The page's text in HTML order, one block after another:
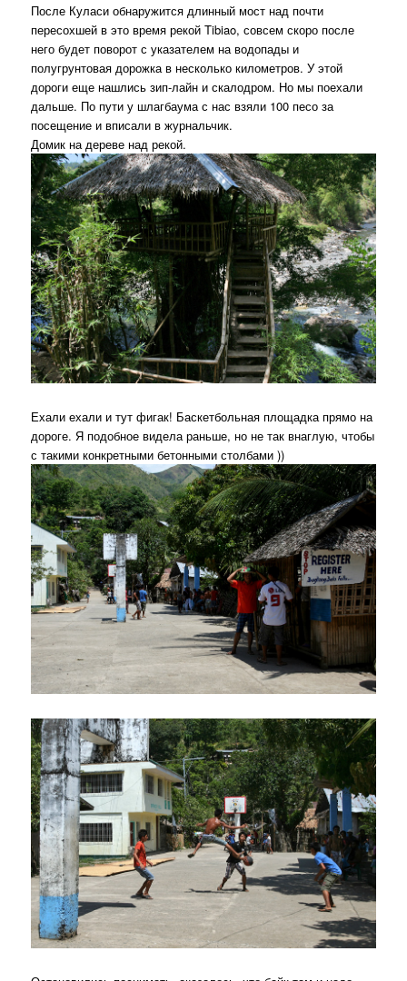
После Куласи обнаружится длинный мост над почти
пересохшей в это время рекой Tibiao, совсем скоро после
него будет поворот с указателем на водопады и
полугрунтовая дорожка в несколько километров. У этой
дороги еще нашлись зип-лайн и скалодром. Но мы поехали
дальше. По пути у шлагбаума с нас взяли 100 песо за
посещение и вписали в журнальчик.
Домик на дереве над рекой.
Ехали ехали и тут фигак! Баскетбольная площадка прямо на
дороге. Я подобное видела раньше, но не так внаглую, чтобы
с такими конкретными бетонными столбами ))